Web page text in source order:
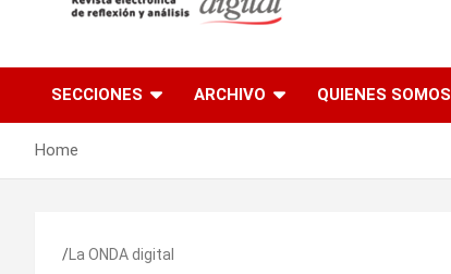
SECCIONES ARCHIVO QUIENES SOMOS
Home
La ONDA digital